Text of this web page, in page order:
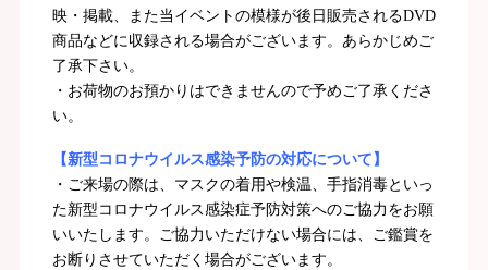
映・掲載、また当イベントの模様が後日販売されるDVD
商品などに収録される場合がございます。あらかじめご
了承下さい。
・お荷物のお預かりはできませんので予めご了承くださ
い。
【新型コロナウイルス感染予防の対応について】
・ご来場の際は、マスクの着用や検温、手指消毒といっ
た新型コロナウイルス感染症予防対策へのご協力をお願
いいたします。ご協力いただけない場合には、ご鑑賞を
お断りさせていただく場合がございます。